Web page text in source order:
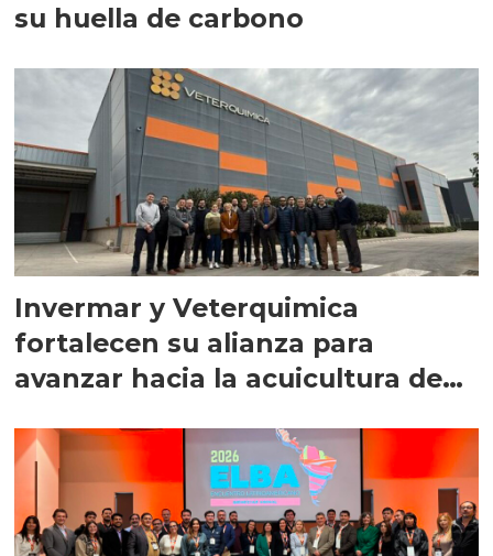
su huella de carbono
Invermar y Veterquimica
fortalecen su alianza para
avanzar hacia la acuicultura de